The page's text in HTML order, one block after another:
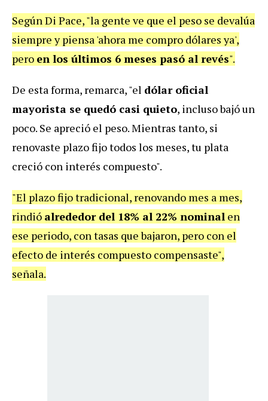
Según Di Pace, "la gente ve que el peso se devalúa
siempre y piensa 'ahora me compro dólares ya',
pero en los últimos 6 meses pasó al revés".
De esta forma, remarca, "el dólar oficial
mayorista se quedó casi quieto, incluso bajó un
poco. Se apreció el peso. Mientras tanto, si
renovaste plazo fijo todos los meses, tu plata
creció con interés compuesto".
"El plazo fijo tradicional, renovando mes a mes,
rindió alrededor del 18% al 22% nominal en
ese periodo, con tasas que bajaron, pero con el
efecto de interés compuesto compensaste",
señala.